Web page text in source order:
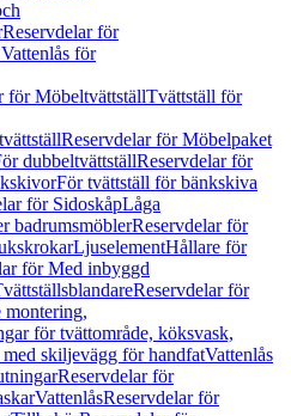
Reservdelar för
för
för MöbeltvättställTvättställ för
Reservdelar för Möbelpaket
dubbeltvättställReservdelar för
För tvättställ för bänkskiva
för SidoskåpLåga
badrumsmöblerReservdelar för
LjuselementHållare för
för Med inbyggd
Reservdelar för
montering,
för tvättområde, köksvask,
skiljevägg för handfatVattenlås
Reservdelar för
VattenlåsReservdelar för